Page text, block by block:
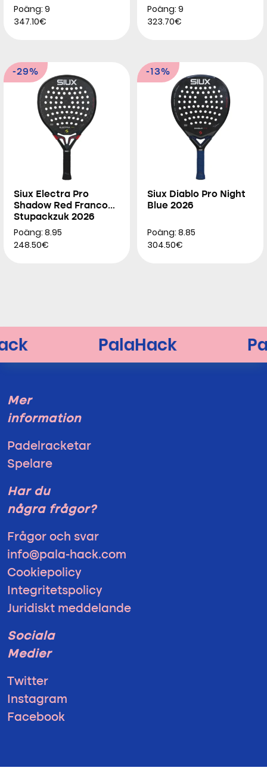
Poäng: 9
347.10€
2026
Poäng: 9
323.70€
-29%
Siux Electra Pro
Shadow Red Franco
Stupackzuk 2026
Poäng: 8.95
248.50€
-13%
Siux Diablo Pro Night
Blue 2026
Poäng: 8.85
304.50€
Mer
information
Padelracketar
Spelare
Har du
några frågor?
Frågor och svar
info@pala-hack.com
Cookiepolicy
Integritetspolicy
Juridiskt meddelande
Sociala
Medier
Twitter
Instagram
Facebook